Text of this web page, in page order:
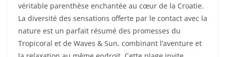
véritable parenthèse enchantée au cœur de la Croatie.
La diversité des sensations offerte par le contact avec la
nature est un parfait résumé des promesses du
Tropicoral et de Waves & Sun, combinant l’aventure et